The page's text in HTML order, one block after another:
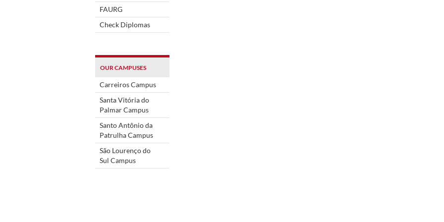
FAURG
Check Diplomas
OUR CAMPUSES
Carreiros Campus
Santa Vitória do
Palmar Campus
Santo Antônio da
Patrulha Campus
São Lourenço do
Sul Campus